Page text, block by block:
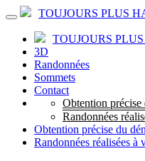
TOUJOURS PLUS
TOUJOURS
3D
Randonnées
Sommets
Contact
Obtention précise
Randonnées
Obtention précise du
Randonnées réalisées à